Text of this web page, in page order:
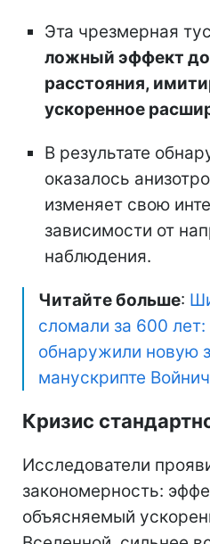
Эта чрезмерная
ложный эффект
расстояния,
ускоренное
В результате
оказалось
изменяет свою
зависимости от
наблюдения.
Читайте больше:
сломали за 600
обнаружили новую
манускрипте
Кризис
Исследователи
закономерность:
объясняемый